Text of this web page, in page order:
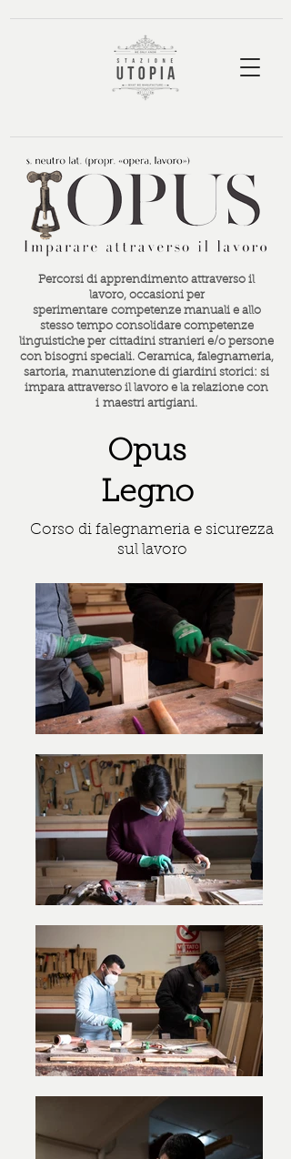
Percorsi di apprendimento attraverso il
lavoro, occasioni per
sperimentare competenze manuali e allo
stesso tempo consolidare competenze
linguistiche per cittadini stranieri e/o persone
con bisogni speciali. Ceramica, falegnameria,
sartoria, manutenzione di giardini storici: si
impara attraverso il lavoro e la relazione con
i maestri artigiani.
Corso di falegnameria e sicurezza
sul lavoro
Opus
Legno